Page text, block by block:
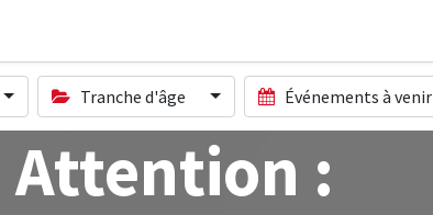
Tranche d'âge Événements à venir
Attention :